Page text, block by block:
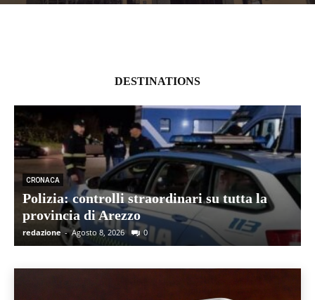
DESTINATIONS
CRONACA
Polizia: controlli straordinari su tutta la
provincia di Arezzo
redazione - Agosto 8, 2026 0